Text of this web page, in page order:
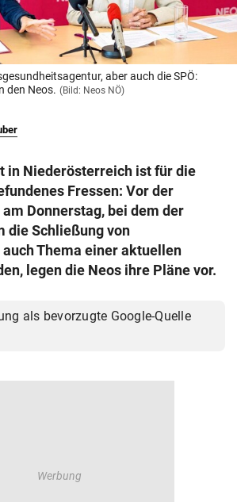
GmbH & Co KG 2026
aber auch die SPÖ:
den Neos. (Bild: Neos NÖ)
in Niederösterreich ist für die
Fressen: Vor der
Donnerstag, bei dem der
die Schließung von
Thema einer aktuellen
legen die Neos ihre Pläne vor.
als bevorzugte Google-Quelle